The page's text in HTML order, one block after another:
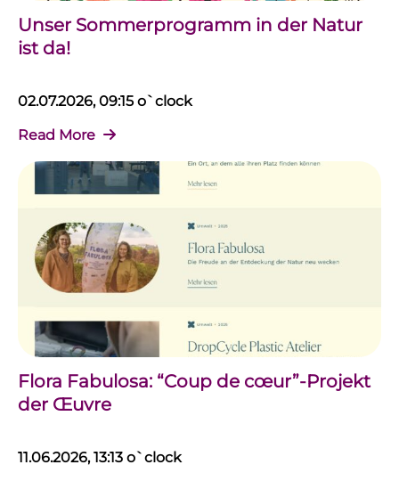
Unser Sommerprogramm in der Natur
ist da!
02.07.2026, 09:15 o`clock
Read More
Flora Fabulosa: “Coup de cœur”-Projekt
der Œuvre
11.06.2026, 13:13 o`clock